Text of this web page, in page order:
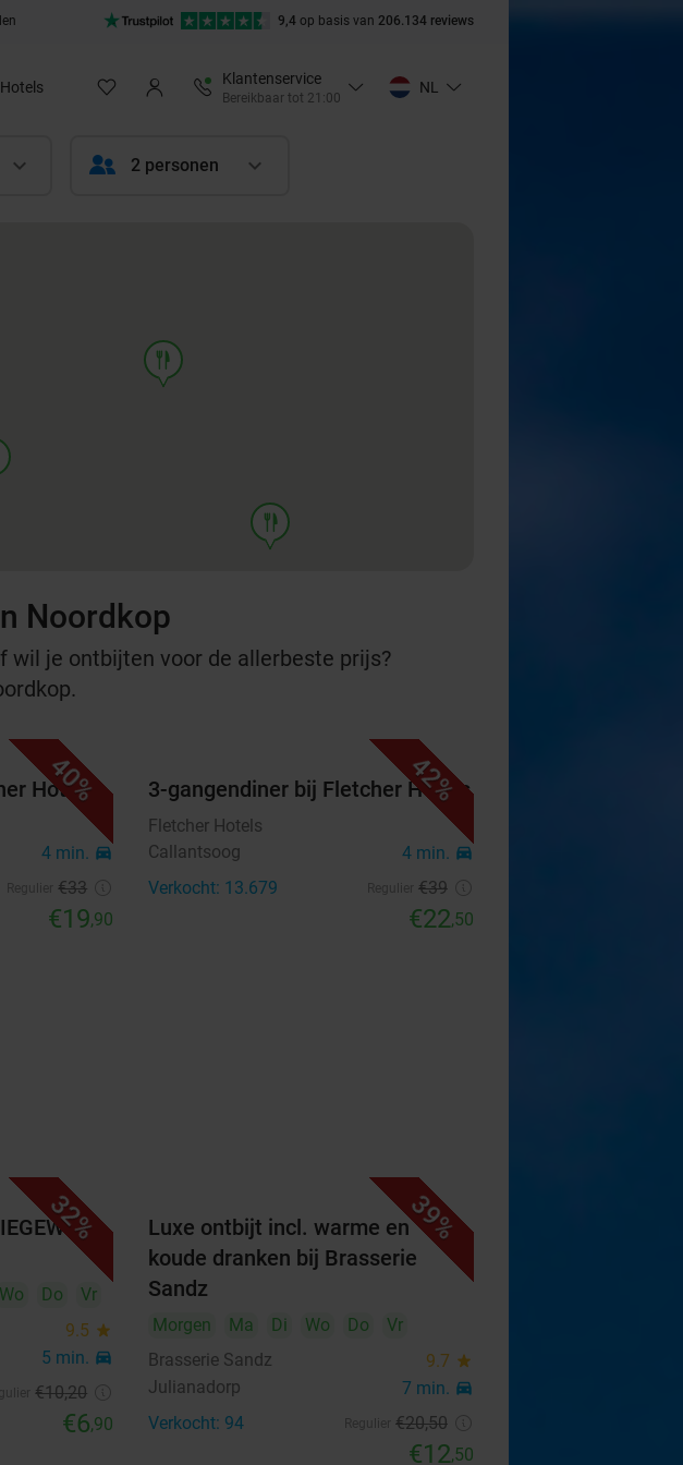
9,4 op basis van 206.134 reviews
Hotels
Klantenservice
Bereikbaar tot 21:00
NL
2 personen
food
food
Noordkop
wil je ontbijten voor de allerbeste prijs?
40%
Hotels
4 min. directions_car
€33
€19,90
42%
3-gangendiner bij Fletcher Hotels
Fletcher Hotels
Callantsoog
4 min. directions_car
Verkocht: 13.679 €39
€22,50
32%
Wo Do
Vr
9.5 star
5 min. directions_car
€10,20
€6,90
39%
Luxe ontbijt incl. warme en
koude dranken bij Brasserie
Sandz
Morgen Ma Di Wo Do
Vr
Brasserie Sandz
9.7 star
Julianadorp 7 min. directions_car
Verkocht: 94 €20,50
€12,50